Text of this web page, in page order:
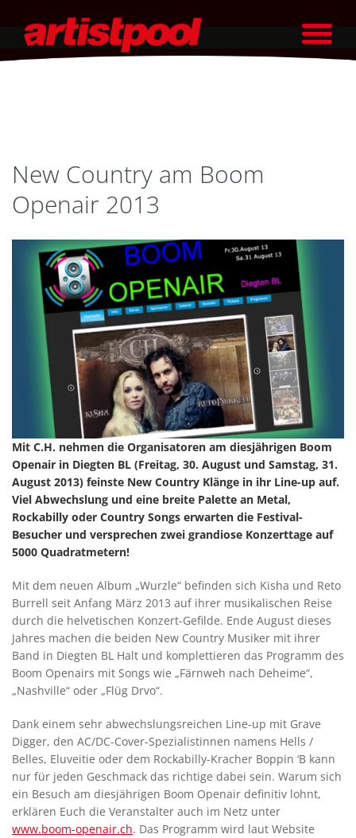
New Country am Boom
Openair 2013
Mit C.H. nehmen die Organisatoren am diesjährigen Boom
Openair in Diegten BL (Freitag, 30. August und Samstag, 31.
August 2013) feinste New Country Klänge in ihr Line-up auf.
Viel Abwechslung und eine breite Palette an Metal,
Rockabilly oder Country Songs erwarten die Festival-
Besucher und versprechen zwei grandiose Konzerttage auf
5000 Quadratmetern!
Mit dem neuen Album „Wurzle“ befinden sich Kisha und Reto
Burrell seit Anfang März 2013 auf ihrer musikalischen Reise
durch die helvetischen Konzert-Gefilde. Ende August dieses
Jahres machen die beiden New Country Musiker mit ihrer
Band in Diegten BL Halt und komplettieren das Programm des
Boom Openairs mit Songs wie „Färnweh nach Deheime“,
„Nashville“ oder „Flüg Drvo“.
Dank einem sehr abwechslungsreichen Line-up mit Grave
Digger, den AC/DC-Cover-Spezialistinnen namens Hells /
Belles, Eluveitie oder dem Rockabilly-Kracher Boppin ‘B kann
nur für jeden Geschmack das richtige dabei sein. Warum sich
ein Besuch am diesjährigen Boom Openair definitiv lohnt,
erklären Euch die Veranstalter auch im Netz unter
www.boom-openair.ch. Das Programm wird laut Website